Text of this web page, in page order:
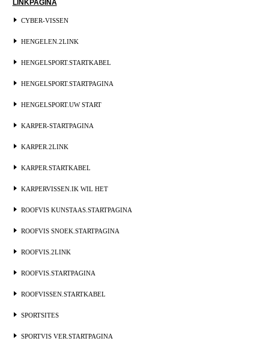
LINKPAGINA
CYBER-VISSEN
HENGELEN.2LINK
HENGELSPORT.STARTKABEL
HENGELSPORT.STARTPAGINA
HENGELSPORT.UW START
KARPER-STARTPAGINA
KARPER.2LINK
KARPER.STARTKABEL
KARPERVISSEN.IK WIL HET
ROOFVIS KUNSTAAS.STARTPAGINA
ROOFVIS SNOEK.STARTPAGINA
ROOFVIS.2LINK
ROOFVIS.STARTPAGINA
ROOFVISSEN.STARTKABEL
SPORTSITES
SPORTVIS VER.STARTPAGINA